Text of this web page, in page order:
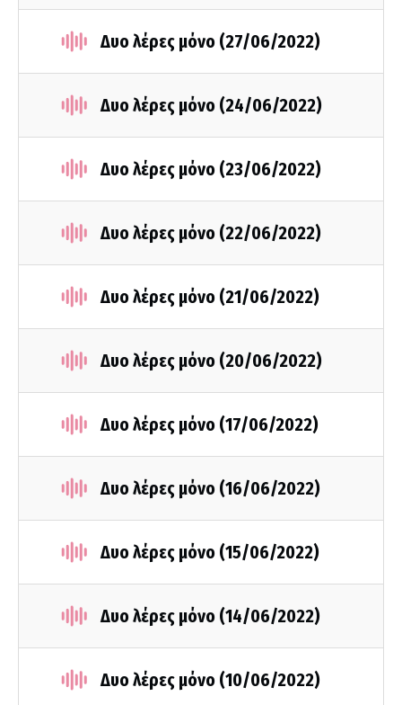
Δυο λέρες μόνο (27/06/2022)
Δυο λέρες μόνο (24/06/2022)
Δυο λέρες μόνο (23/06/2022)
Δυο λέρες μόνο (22/06/2022)
Δυο λέρες μόνο (21/06/2022)
Δυο λέρες μόνο (20/06/2022)
Δυο λέρες μόνο (17/06/2022)
Δυο λέρες μόνο (16/06/2022)
Δυο λέρες μόνο (15/06/2022)
Δυο λέρες μόνο (14/06/2022)
Δυο λέρες μόνο (10/06/2022)